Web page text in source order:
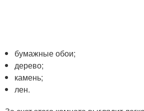
бумажные обои;
дерево;
камень;
лен.